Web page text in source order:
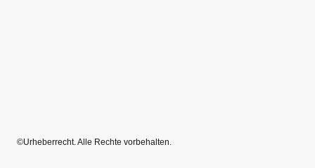
©Urheberrecht. Alle Rechte vorbehalten.